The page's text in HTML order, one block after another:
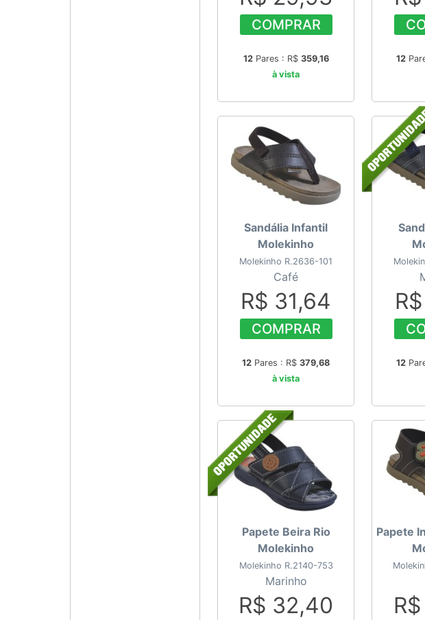
COMPRAR
12Pares : R$ 359,16
à vista
12
Sandália Infantil
Molekinho
Molekinho R.2636-101
Café
R$ 31,64
COMPRAR
12 Pares : R$ 379,68
à vista
12
Papete Beira Rio
Molekinho
Molekinho R.2140-753
Marinho
R$ 32,40
Papete